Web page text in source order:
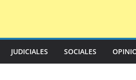
JUDICIALES SOCIALES